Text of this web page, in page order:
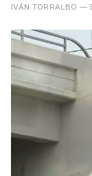
IVÁN TORRALBO —